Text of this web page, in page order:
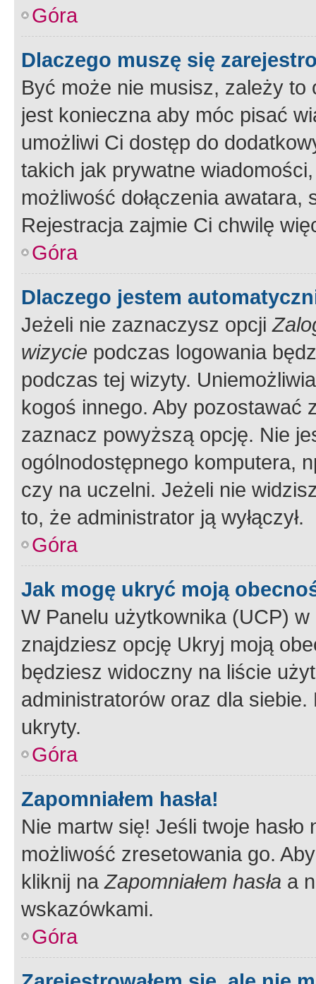
Góra
Dlaczego muszę się
Być może nie musisz, zależy
jest konieczna aby móc pisać
umożliwi Ci dostęp do
takich jak prywatne
możliwość dołączenia
Rejestracja zajmie Ci chwilę
Góra
Dlaczego jestem
Jeżeli nie zaznaczysz opcji
wizycie podczas logowania
podczas tej wizyty.
kogoś innego. Aby pozostawać
zaznacz powyższą opcję. Nie
ogólnodostępnego komputera,
czy na uczelni. Jeżeli nie
to, że administrator ją wyłączył.
Góra
Jak mogę ukryć moją
W Panelu użytkownika (UCP) w
znajdziesz opcję Ukryj moją
będziesz widoczny na liście
administratorów oraz dla
ukryty.
Góra
Zapomniałem hasła!
Nie martw się! Jeśli twoje
możliwość zresetowania go.
kliknij naZapomniałem hasła a
wskazówkami.
Góra